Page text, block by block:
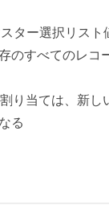
ター選択リスト
のすべてのレコ
り当ては、新し
る